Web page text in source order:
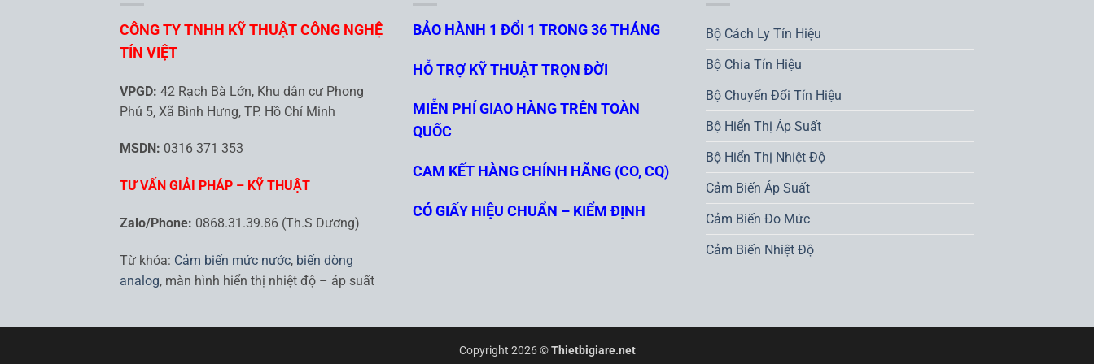
CÔNG TY TNHH KỸ THUẬT CÔNG NGHỆ
TÍN VIỆT
VPGD: 42 Rạch Bà Lớn, Khu dân cư Phong
Phú 5, Xã Bình Hưng, TP. Hồ Chí Minh
MSDN: 0316 371 353
TƯ VẤN GIẢI PHÁP – KỸ THUẬT
Zalo/Phone: 0868.31.39.86 (Th.S Dương)
Từ khóa: Cảm biến mức nước, biến dòng
analog, màn hình hiển thị nhiệt độ – áp suất
BẢO HÀNH 1 ĐỔI 1 TRONG 36 THÁNG
HỖ TRỢ KỸ THUẬT TRỌN ĐỜI
MIỄN PHÍ GIAO HÀNG TRÊN TOÀN
QUỐC
CAM KẾT HÀNG CHÍNH HÃNG (CO, CQ)
CÓ GIẤY HIỆU CHUẨN – KIỂM ĐỊNH
Bộ Cách Ly Tín Hiệu
Bộ Chia Tín Hiệu
Bộ Chuyển Đổi Tín Hiệu
Bộ Hiển Thị Áp Suất
Bộ Hiển Thị Nhiệt Độ
Cảm Biến Áp Suất
Cảm Biến Đo Mức
Cảm Biến Nhiệt Độ
Copyright 2026 ©Thietbigiare.net